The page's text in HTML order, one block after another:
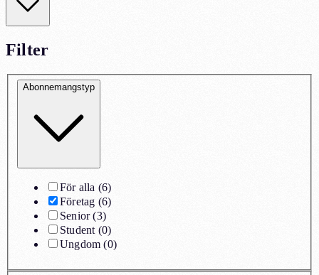
Filter
Abonnemangstyp
För alla (6)
Företag (6)
Senior (3)
Student (0)
Ungdom (0)